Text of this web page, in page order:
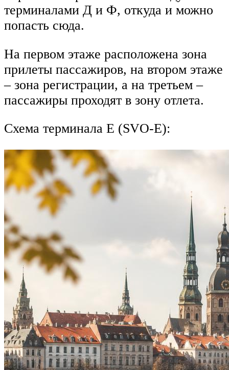
терминалами Д и Ф, откуда и можно
попасть сюда.
На первом этаже расположена зона
прилеты пассажиров, на втором этаже
– зона регистрации, а на третьем –
пассажиры проходят в зону отлета.
Схема терминала Е (SVO-Е):